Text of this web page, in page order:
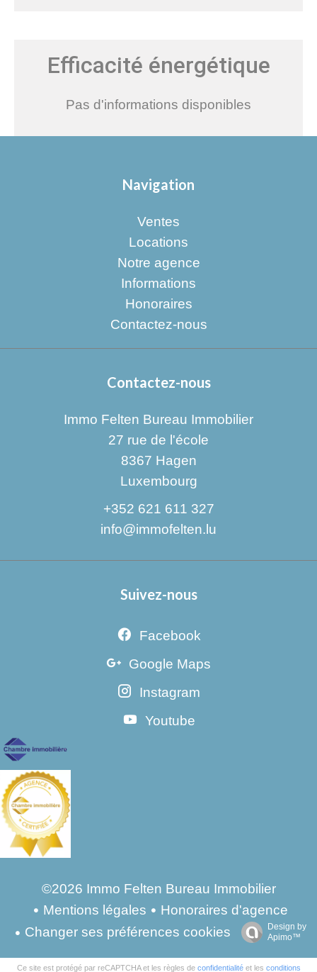
Efficacité énergétique
Pas d'informations disponibles
Navigation
Ventes
Locations
Notre agence
Informations
Honoraires
Contactez-nous
Contactez-nous
Immo Felten Bureau Immobilier
27 rue de l'école
8367 Hagen
Luxembourg
+352 621 611 327
info@immofelten.lu
Suivez-nous
Facebook
Google Maps
Instagram
Youtube
©2026 Immo Felten Bureau Immobilier
Mentions légales
Honoraires d'agence
Changer ses préférences cookies
Design by
Apimo™
Ce site est protégé par reCAPTCHA et les règles de confidentialitéet les conditions